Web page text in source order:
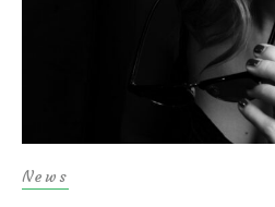
News